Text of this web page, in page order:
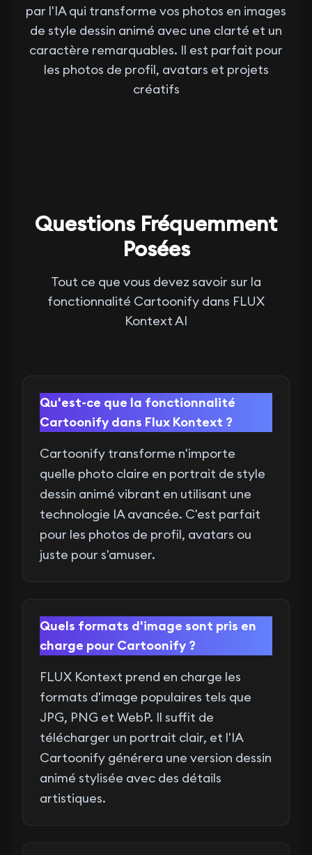
par l'IA qui transforme vos photos en images
de style dessin animé avec une clarté et un
caractère remarquables. Il est parfait pour
les photos de profil, avatars et projets
créatifs
Questions Fréquemment
Posées
Tout ce que vous devez savoir sur la
fonctionnalité Cartoonify dans FLUX
Kontext AI
Qu'est-ce que la fonctionnalité
Cartoonify dans Flux Kontext ?
Cartoonify transforme n'importe
quelle photo claire en portrait de style
dessin animé vibrant en utilisant une
technologie IA avancée. C'est parfait
pour les photos de profil, avatars ou
juste pour s'amuser.
Quels formats d'image sont pris en
charge pour Cartoonify ?
FLUX Kontext prend en charge les
formats d'image populaires tels que
JPG, PNG et WebP. Il suffit de
télécharger un portrait clair, et l'IA
Cartoonify générera une version dessin
animé stylisée avec des détails
artistiques.